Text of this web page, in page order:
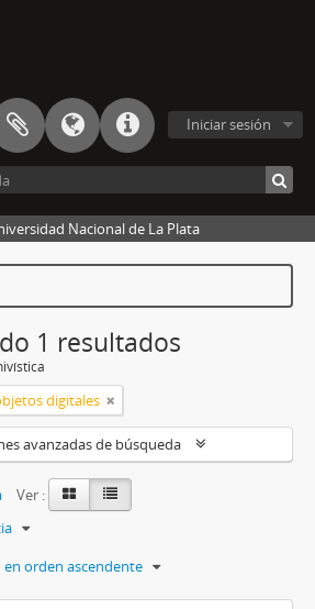
Iniciar sesión
Nacional de La Plata
1 resultados
digitales
avanzadas de búsqueda
Ver :
en orden ascendente